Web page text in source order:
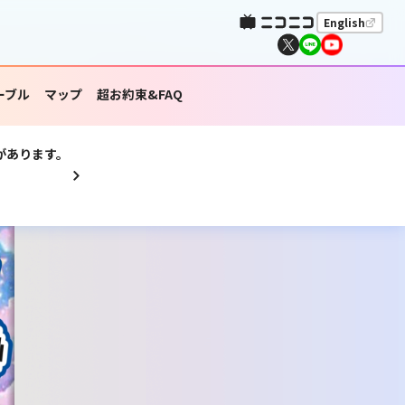
English
ブル マップ 超お約束&FAQ
ります。